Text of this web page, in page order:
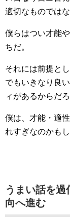
適切なものでは
僕らはつい才能
ちだ。
それには前提と
でもいきなり良
ィがあるからだろ
僕は、才能・適
れすぎなのかもし
うまい話を
向へ進む